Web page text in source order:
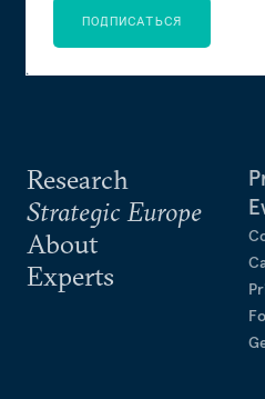
Research
Strategic Europe
About
Experts
ПОДПИСАТЬСЯ